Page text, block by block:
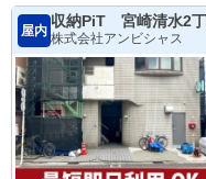
屋内
収納PiT 宮崎清水2
株式会社アンビシャス